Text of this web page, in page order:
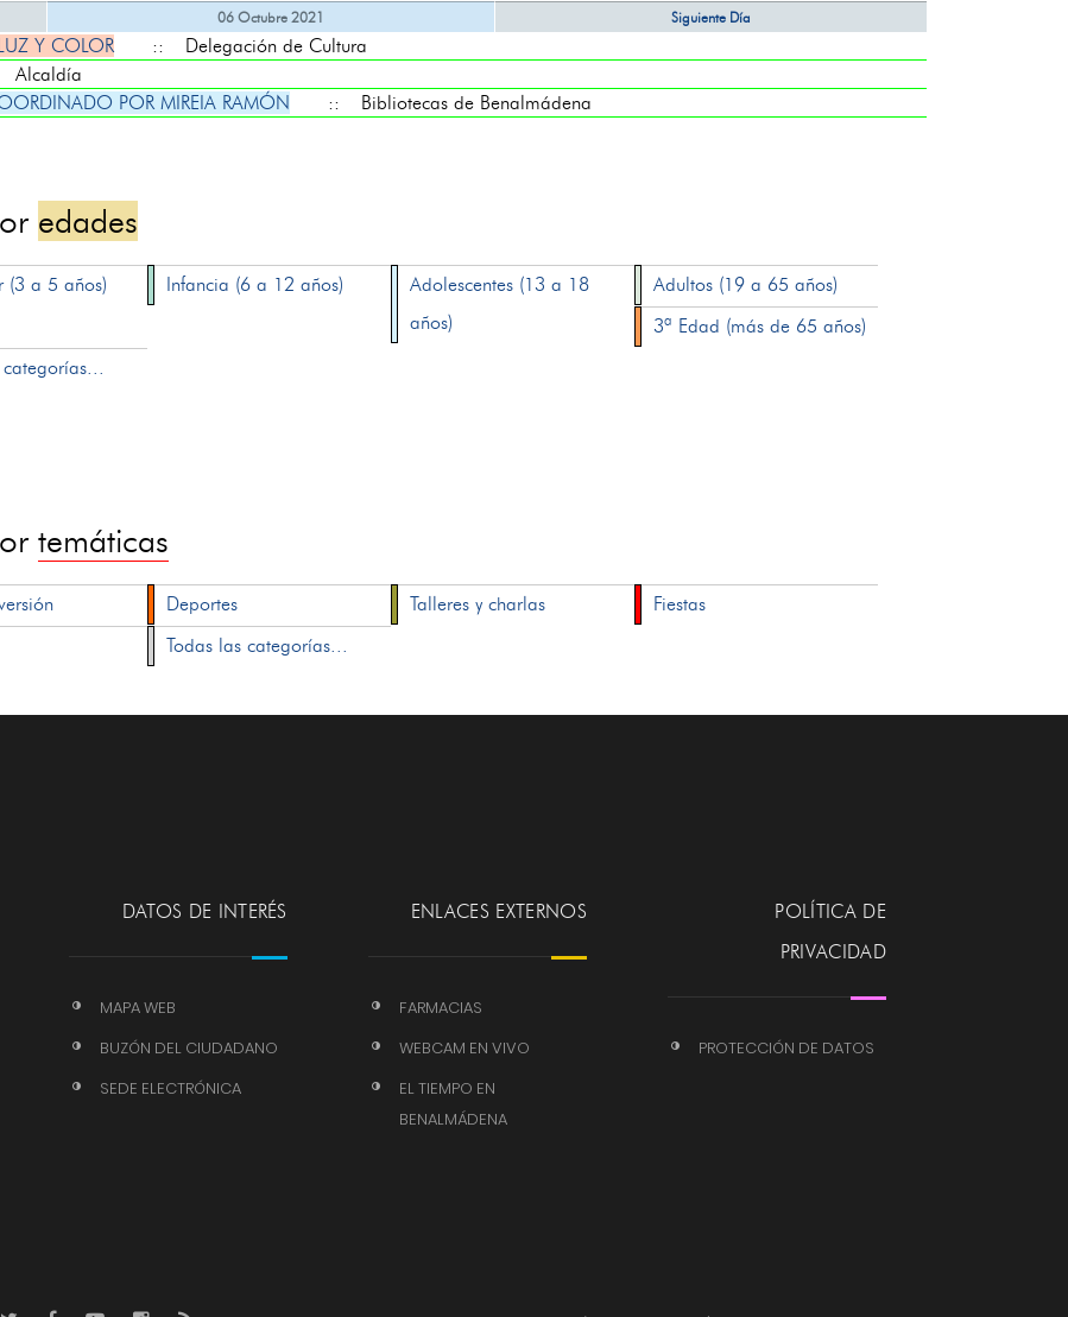
06 Octubre 2021 Siguiente Día
Y COLOR
:: Delegación de Cultura
POR MIREIA RAMÓN
:: Bibliotecas de Benalmádena
edades
(3 a 5 años) Infancia (6 a 12 años)
Adolescentes (13 a 18
años)
Adultos (19 a 65 años)
3ª Edad (más de 65 años)
temáticas
Deportes Talleres y charlas
Fiestas
Todas las categorías...
DATOS DE INTERÉS
MAPA WEB
BUZÓN DEL CIUDADANO
SEDE ELECTRÓNICA
ENLACES EXTERNOS
FARMACIAS
WEBCAM EN VIVO
EL TIEMPO EN
BENALMÁDENA
POLÍTICA DE
PRIVACIDAD
PROTECCIÓN DE DATOS